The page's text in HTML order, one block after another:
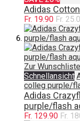
Adidas
Fr. 19.90 Fr.
Zur Wunschliste
Schnellansicht
colleg purple/
Adidas
purple/flash
Fr. 129.90 Fr.